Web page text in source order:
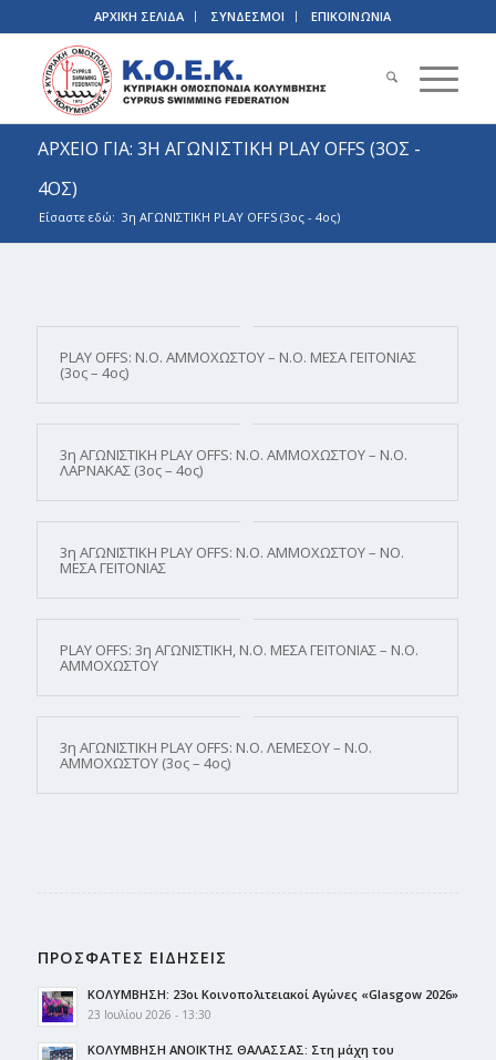
ΑΡΧΙΚΗ ΣΕΛΙΔΑ ΣΥΝΔΕΣΜΟΙ ΕΠΙΚΟΙΝΩΝΙΑ
ΑΡΧΕΙΟ ΓΙΑ: 3Η ΑΓΩΝΙΣΤΙΚΗ PLAY OFFS (3ΟΣ -
4ΟΣ)
Είσαστε εδώ: 3η ΑΓΩΝΙΣΤΙΚΗ PLAY OFFS (3ος - 4ος)
PLAY OFFS: Ν.Ο. ΑΜΜΟΧΩΣΤΟΥ – Ν.Ο. ΜΕΣΑ ΓΕΙΤΟΝΙΑΣ
(3ος – 4ος)
3η ΑΓΩΝΙΣΤΙΚΗ PLAY OFFS: Ν.Ο. ΑΜΜΟΧΩΣΤΟΥ – Ν.Ο.
ΛΑΡΝΑΚΑΣ (3ος – 4ος)
3η ΑΓΩΝΙΣΤΙΚΗ PLAY OFFS: Ν.Ο. ΑΜΜΟΧΩΣΤΟΥ – ΝΟ.
ΜΕΣΑ ΓΕΙΤΟΝΙΑΣ
PLAY OFFS: 3η ΑΓΩΝΙΣΤΙΚΗ, Ν.Ο. ΜΕΣΑ ΓΕΙΤΟΝΙΑΣ – Ν.Ο.
ΑΜΜΟΧΩΣΤΟΥ
3η ΑΓΩΝΙΣΤΙΚΗ PLAY OFFS: Ν.Ο. ΛΕΜΕΣΟΥ – Ν.Ο.
ΑΜΜΟΧΩΣΤΟΥ (3ος – 4ος)
ΠΡΟΣΦΑΤΕΣ ΕΙΔΗΣΕΙΣ
ΚΟΛΥΜΒΗΣΗ: 23οι Κοινοπολιτειακοί Αγώνες «Glasgow 2026»
23 Ιουλίου 2026 - 13:30
ΚΟΛΥΜΒΗΣΗ ΑΝΟΙΚΤΗΣ ΘΑΛΑΣΣΑΣ: Στη μάχη του